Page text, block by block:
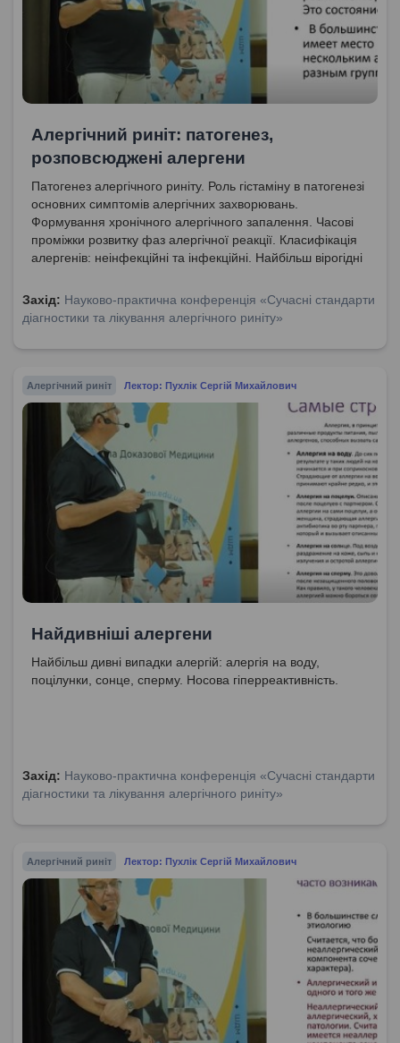
Алергічний риніт: патогенез,
розповсюджені алергени
Патогенез алергічного риніту. Роль гістаміну в патогенезі
основних симптомів алергічних захворювань.
Формування хронічного алергічного запалення. Часові
проміжки розвитку фаз алергічної реакції. Класифікація
алергенів: неінфекційні та інфекційні. Найбільш вірогідні
Відмінність між алергенами та провокаторами реакцій
гіперчутливості.
Захід: Науково-практична конференція «Сучасні стандарти
діагностики та лікування алергічного риніту»
Алергічний риніт Лектор: Пухлік Сергій Михайлович
Найдивніші алергени
Найбільш дивні випадки алергій: алергія на воду,
поцілунки, сонце, сперму. Носова гіперреактивність.
Захід: Науково-практична конференція «Сучасні стандарти
діагностики та лікування алергічного риніту»
Алергічний риніт Лектор: Пухлік Сергій Михайлович